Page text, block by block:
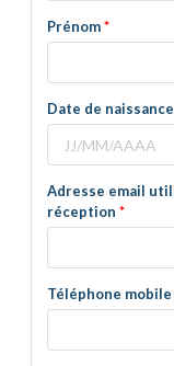
Prénom
Date de naissance
Adresse email
réception
Téléphone mobile